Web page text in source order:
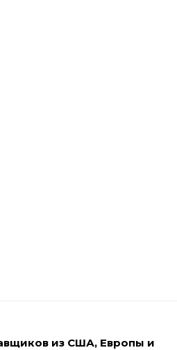
из США, Европы и